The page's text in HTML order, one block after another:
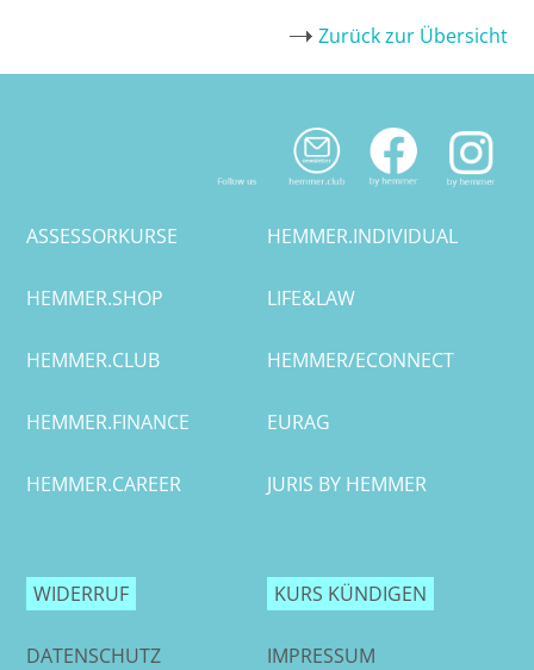
Zurück zur Übersicht
ASSESSORKURSE HEMMER.INDIVIDUAL
HEMMER.SHOP LIFE&LAW
HEMMER.CLUB HEMMER/ECONNECT
HEMMER.FINANCE EURAG
HEMMER.CAREER JURIS BY HEMMER
WIDERRUF KURS KÜNDIGEN
DATENSCHUTZ IMPRESSUM